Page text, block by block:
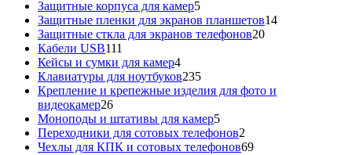
Защитные корпуса для камер55
товаров
Защитные пленки для экранов планшетов1414
Защитные сткла для экранов телефонов2020
Кабели USB111
товаров
Кейсы и сумки для камер44
товара
Клавиатуры для ноутбуков235235
товаров
Крепление и крепежные изделия для фото и
видеокамер2626
товаров
Моноподы и штативы для камер55
товаров
Переходники для сотовых телефонов2
товара
Чехлы для КПК и сотовых телефонов6969